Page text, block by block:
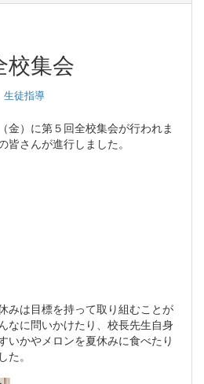
校集会
生徒指導
金）に第５回全校集会が行われま
皆さんが進行しました。
みは目標を持って取り組むことが
なに問いかけたり、校長先生自身
いかやメロンを夏休みに食べたり
た。